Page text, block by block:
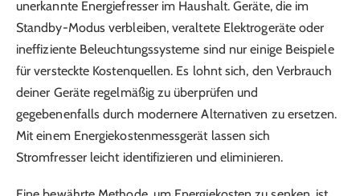
unerkannte Energiefresser im Haushalt. Geräte, die im
Standby-Modus verbleiben, veraltete Elektrogeräte oder
ineffiziente Beleuchtungssysteme sind nur einige Beispiele
für versteckte Kostenquellen. Es lohnt sich, den Verbrauch
deiner Geräte regelmäßig zu überprüfen und
gegebenenfalls durch modernere Alternativen zu ersetzen.
Mit einem Energiekostenmessgerät lassen sich
Stromfresser leicht identifizieren und eliminieren.